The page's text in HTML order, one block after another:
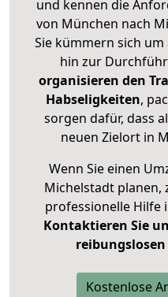
und kennen die
von München nach
Sie kümmern sich
hin zur
organisieren den
Habseligkeiten,
sorgen dafür, dass
neuen Zielort in
Wenn Sie einen
Michelstadt planen,
professionelle Hilfe
Kontaktieren Sie
Kostenlose